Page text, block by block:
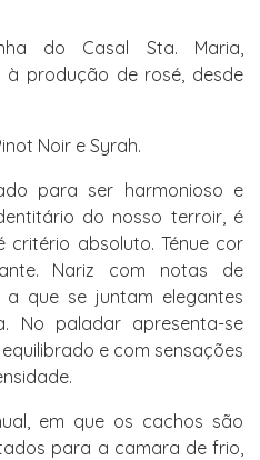
do Casal Sta. Maria,
à produção de rosé, desde
Noir e Syrah.
para ser harmonioso e
do nosso terroir, é
absoluto. Ténue cor
Nariz com notas de
a que se juntam elegantes
No paladar apresenta-se
e com sensações
em que os cachos são
para a camara de frio,